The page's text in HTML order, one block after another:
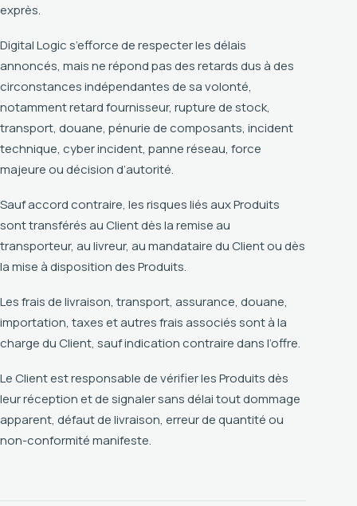
exprès.
Digital Logic s’efforce de respecter les délais
annoncés, mais ne répond pas des retards dus à des
circonstances indépendantes de sa volonté,
notamment retard fournisseur, rupture de stock,
transport, douane, pénurie de composants, incident
technique, cyber incident, panne réseau, force
majeure ou décision d’autorité.
Sauf accord contraire, les risques liés aux Produits
sont transférés au Client dès la remise au
transporteur, au livreur, au mandataire du Client ou dès
la mise à disposition des Produits.
Les frais de livraison, transport, assurance, douane,
importation, taxes et autres frais associés sont à la
charge du Client, sauf indication contraire dans l’offre.
Le Client est responsable de vérifier les Produits dès
leur réception et de signaler sans délai tout dommage
apparent, défaut de livraison, erreur de quantité ou
non-conformité manifeste.